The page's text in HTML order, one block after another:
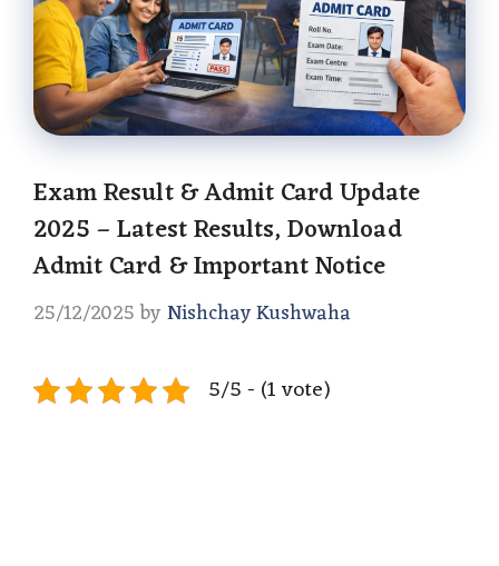
Exam Result & Admit Card Update
2025 – Latest Results, Download
Admit Card & Important Notice
25/12/2025 byNishchay Kushwaha
5/5 - (1 vote)